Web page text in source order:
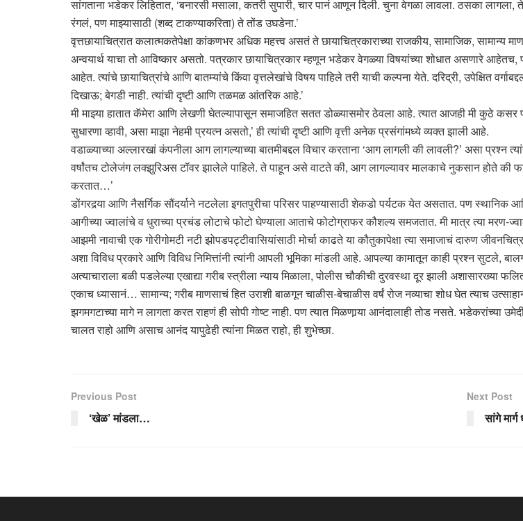
सांगताना भडेकर लिहितात, ‘बनारसी मसाला, कतरी सुपारी, चार पानं आणून दिली. चुना वेगळा लावला. ठसका
रंगलं, पण माझ्यासाठी (शब्द टाकण्याकरिता) ते तोंड उघडेना.’
वृत्तछायाचित्रात कलात्मकतेपेक्षा कांकणभर अधिक महत्त्व असतं ते छायाचित्रकाराच्या राजकीय, सामाजिक, सामान्य
अन्वयार्थ याचा तो आविष्कार असतो. पत्रकार छायाचित्रकार म्हणून भडेकर वेगळ्या विषयांच्या शोधात असणारे
आहेत. त्यांचे छायाचित्रांचे आणि बातम्यांचे किंवा वृत्तलेखांचे विषय पाहिले तरी याची कल्पना येते. दरिद्री, उपेक्षित
दिखाऊ; बेगडी नाही. त्यांची दृष्टी आणि तळमळ आंतरिक आहे.’
मी माझ्या हातात कॅमेरा आणि लेखणी घेतल्यापासून समाजहित सतत डोळ्यासमोर ठेवला आहे. त्यात आजही मी कुठे कसर
सुधारणा व्हावी, असा माझा नेहमी प्रयत्न असतो,’ ही त्यांची दृष्टी आणि वृत्ती अनेक प्रसंगांमध्ये व्यक्त झाली आहे.
वडाळ्याच्या अल्लारखां कंपनीला आग लागल्याच्या बातमीबद्दल विचार करताना ‘आग लागली की लावली?’ असा प्रश्न
वर्षांतच टोलेजंग लक्झुरिअस टॉवर झालेले पाहिले. ते पाहून असे वाटते की, आग लागल्यावर मालकाचे नुकसान होते की
करतात…’
डोंगरदर्‍या आणि नैसर्गिक सौंदर्याने नटलेला इगतपुरीचा परिसर पाहण्यासाठी शेकडो पर्यटक येत असतात. पण स्थानिक
आगीच्या ज्वालांचे व धुराच्या प्रचंड लोटाचे फोटो घेण्याला आताचे फोटोग्राफर कौशल्य समजतात. मी मात्र त्या मरण-
आझमी नावाची एक गोरीगोमटी नटी झोपडपट्टीवासियांसाठी मोर्चा काढते या कौतुकापेक्षा त्या समाजाचं दारुण
अशा विविध प्रकारे आणि विविध निमित्तांनी त्यांनी आपली भूमिका मांडली आहे. आपल्या कामातून काही प्रश्न सुटले,
अत्याचाराला बळी पडलेल्या एखाद्या गरीब स्त्रीला न्याय मिळाला, पोलीस चौकीची दुरवस्था दूर झाली अशासारख्या
एकाच ध्यासानं… सामान्य; गरीब माणसाचं हित उराशी बाळगून चाळीस-बेचाळीस वर्षं रोज नव्याचा शोध घेत त्याच
झगमगटाच्या मागे न लागता करत राहणं ही सोपी गोष्ट नाही. पण त्यात मिळणार्‍या आनंदालाही तोड नसते.
चालत राहो आणि असाच आनंद यापुढेही त्यांना मिळत राहो, ही शुभेच्छा.
Previous Post
‘खेळ’ मांडला…
Next Post
सांगे